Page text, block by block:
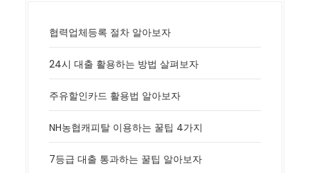
협력업체등록 절차 알아보자
24시 대출 활용하는 방법 살펴보자
주유할인카드 활용법 알아보자
NH농협캐피탈 이용하는 꿀팁 4가지
7등급 대출 통과하는 꿀팁 알아보자